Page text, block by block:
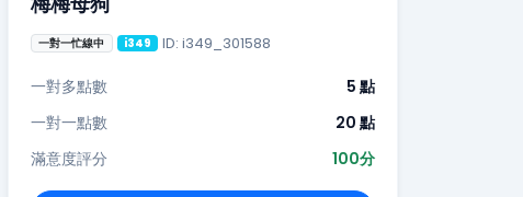
一對一忙線中 i349 ID: i349_301588
一對多點數
5 點
一對一點數
20 點
滿意度評分
100分